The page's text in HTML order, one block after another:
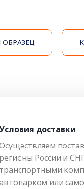
ОБРАЗЕЦ
Условия доставки
Осуществляем
регионы России и
транспортными
автопарком или